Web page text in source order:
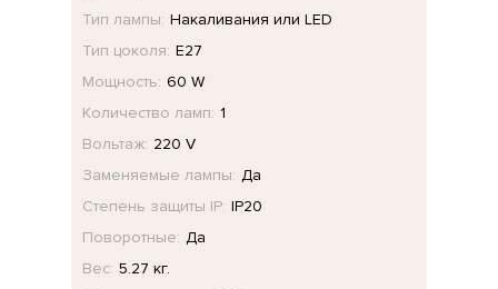
Тип лампы: Накаливания или LED
Тип цоколя: E27
Мощность: 60 W
Количество ламп: 1
Вольтаж: 220 V
Заменяемые лампы: Да
Степень защиты IP: IP20
Поворотные: Да
Вес: 5.27 кг.